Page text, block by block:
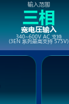
输入范围
三相
宽电压输入
340~600V AC 支持
(3EN 系列最高支持 575V)